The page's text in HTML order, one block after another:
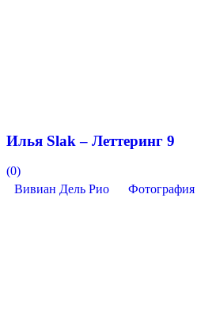
Илья Slak – Леттеринг 9
(0)
Вивиан Дель Рио
Фотография